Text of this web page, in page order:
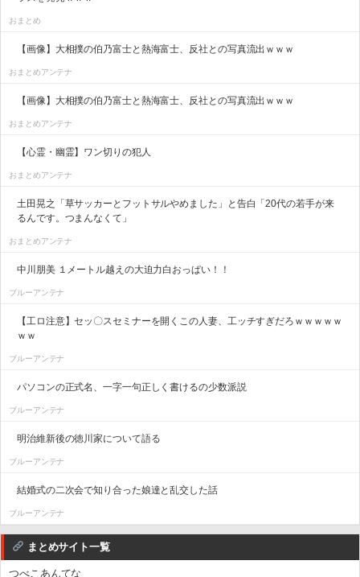
おまとめ
【画像】大相撲の伯乃富士と熱海富士、反社との写真流出ｗｗｗ
おまとめアンテナ
【画像】大相撲の伯乃富士と熱海富士、反社との写真流出ｗｗｗ
おまとめアンテナ
【心霊・幽霊】ワン切りの犯人
おまとめアンテナ
土田晃之「草サッカーとフットサルやめました」と告白「20代の若手が来
るんです。つまんなくて」
おまとめアンテナ
中川朋美 １メートル越えの大迫力白おっぱい！！
ブルーアンテナ
【工ロ注意】セッ〇スセミナーを開くこの人妻、工ッチすぎだろｗｗｗｗｗ
ｗｗ
ブルーアンテナ
パソコンの正式名、一字一句正しく書けるの少数派説
ブルーアンテナ
明治維新後の徳川家について語る
ブルーアンテナ
結婚式の二次会で知り合った娘達と乱交した話
ブルーアンテナ
まとめサイト一覧
つべこあんてな